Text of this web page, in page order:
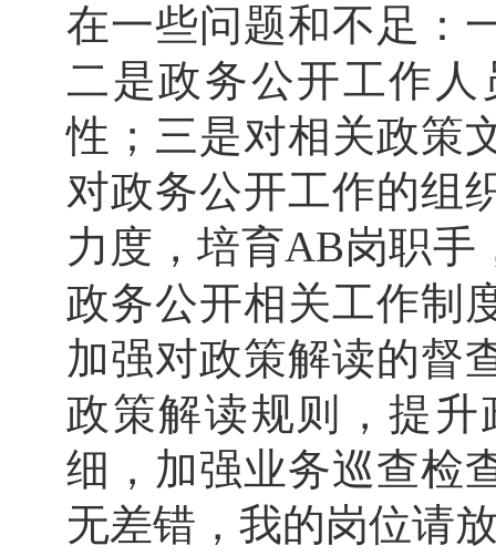
在一些问题和不足：
二是政务公开工作
性 ；三是对相关政策
对政务公开工作的组
力度，培育AB岗职手
政务公开相关工作制
加强对政策解读的督
政策解读规则，提
细，加强业务巡查检
无差错，我的岗位请